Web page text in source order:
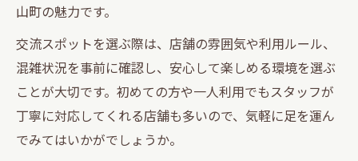
山町の魅力です。
交流スポットを選ぶ際は、店舗の雰囲気や利用ルール、
混雑状況を事前に確認し、安心して楽しめる環境を選ぶ
ことが大切です。初めての方や一人利用でもスタッフが
丁寧に対応してくれる店舗も多いので、気軽に足を運ん
でみてはいかがでしょうか。